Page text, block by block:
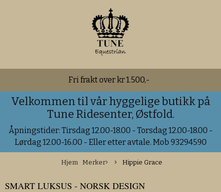
Fri frakt over kr 1.500,-
Velkommen til vår hyggelige butikk på
Tune Ridesenter, Østfold.
Åpningstider: Tirsdag 12.00-18.00 - Torsdag 12.00-18.00 -
Lørdag 12.00-16.00 - Eller etter avtale. Mob 93294590
Hjem Merker Hippie Grace
SMART LUKSUS - NORSK DESIGN